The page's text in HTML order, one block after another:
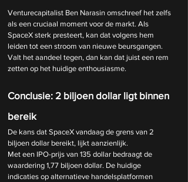
Venturecapitalist Ben Narasin omschreef het zelfs
als een cruciaal moment voor de markt. Als
SpaceX sterk presteert, kan dat volgens hem
leiden tot een stroom van nieuwe beursgangen.
Valt het aandeel tegen, dan kan dat juist een rem
zetten op het huidige enthousiasme.
Conclusie: 2 biljoen dollar ligt binnen
bereik
De kans dat SpaceX vandaag de grens van 2
biljoen dollar bereikt, lijkt aanzienlijk.
Met een IPO-prijs van 135 dollar bedraagt de
waardering 1,77 biljoen dollar. De huidige
indicaties op alternatieve handelsplatformen